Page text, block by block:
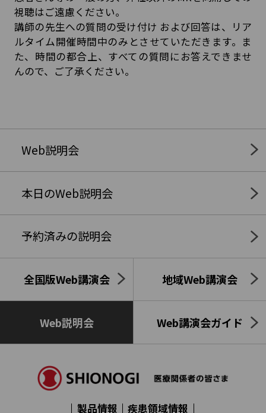
視聴はご遠慮ください。
講師の先生への質問の受け付け および回答は、リア
ルタイム開催時間中のみとさせていただきます。ま
た、時間の都合上、すべての質問にお答えできませ
んので、ご了承ください。
Web説明会
本日のWeb説明会
予約済みの説明会
全国版Web講演会 地域Web講演会
Web説明会 Web講演会ガイド
製品情報 疾患領域情報